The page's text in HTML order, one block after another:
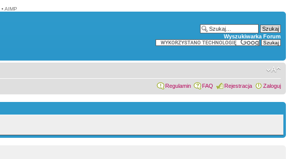
• AIMP
Wyszukiwarka Forum
Regulamin FAQ Rejestracja Zaloguj